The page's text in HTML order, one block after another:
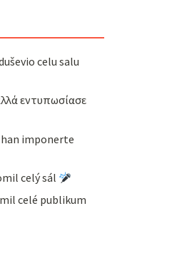
celu salu
εντυπωσίασε
imponerte
celý sál
celé publikum